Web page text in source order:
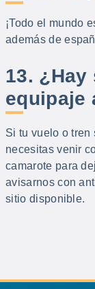
¡Todo el mundo
además de
13.
equipaje
Si tu vuelo o
necesitas venir
camarote para
avisarnos con
sitio disponible.